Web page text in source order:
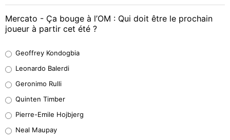
Mercato - Ça bouge à l’OM : Qui doit être le prochain
joueur à partir cet été ?
38%
32%
5%
Geoffrey Kondogbia
Leonardo Balerdi
Geronimo Rulli
Quinten Timber
Pierre-Emile Hojbjerg
Neal Maupay